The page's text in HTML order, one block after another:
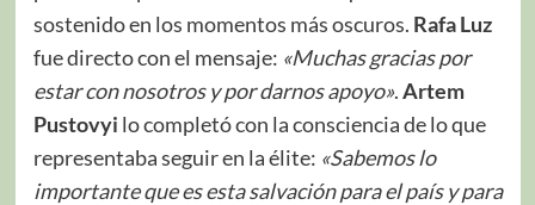
sostenido en los momentos más oscuros. Rafa Luz
fue directo con el mensaje: «Muchas gracias por
estar con nosotros y por darnos apoyo».Artem
Pustovyi lo completó con la consciencia de lo que
representaba seguir en la élite: «Sabemos lo
importante que es esta salvación para el país y para